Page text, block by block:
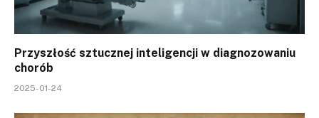
Przyszłość sztucznej inteligencji w diagnozowaniu
chorób
2025-01-24